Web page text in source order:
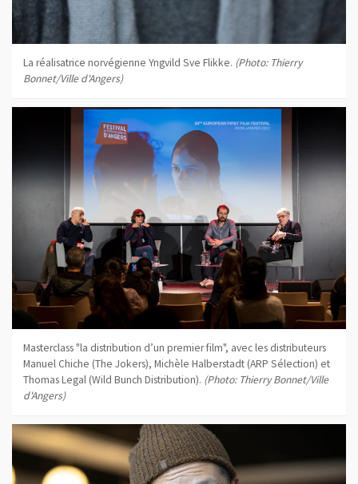
La réalisatrice norvégienne Yngvild Sve Flikke. (Photo: Thierry
Bonnet/Ville d'Angers)
Masterclass "la distribution d’un premier film", avec les distributeurs
Manuel Chiche (The Jokers), Michèle Halberstadt (ARP Sélection) et
Thomas Legal (Wild Bunch Distribution). (Photo: Thierry Bonnet/Ville
d'Angers)